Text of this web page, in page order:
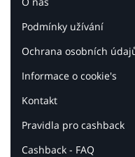
Podmínky užívání
Ochrana osobních
Informace o cookie's
Kontakt
Pravidla pro cashback
Cashback - FAQ